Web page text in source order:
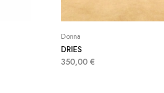
Donna
DRIES
350,00 €